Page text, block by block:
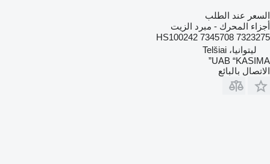
السعر عند الطلب
أجزاء المحرك - مبرد الزيت
7323275 7345708 HS100242
ليتوانيا، Telšiai
UAB “KASIMA”
الاتصال بالبائع